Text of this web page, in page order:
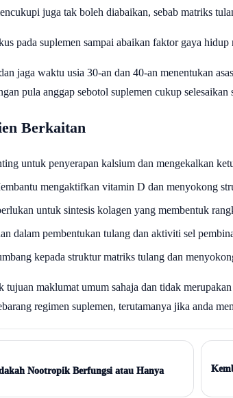
juga tak boleh diabaikan, sebab matriks
pada suplemen sampai abaikan faktor gaya
jaga waktu usia 30-an dan 40-an menentukan
pula anggap sebotol suplemen cukup selesaikan
Berkaitan
untuk penyerapan kalsium dan mengekalkan
mengaktifkan vitamin D dan menyokong
untuk sintesis kolagen yang membentuk
dalam pembentukan tulang dan aktiviti sel
kepada struktur matriks tulang dan
maklumat umum sahaja dan tidak
regimen suplemen, terutamanya jika anda
Nootropik Berfungsi atau Hanya